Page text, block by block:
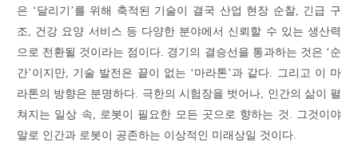
은 ‘달리기’를 위해 축적된 기술이 결국 산업 현장 순찰, 긴급 구
조, 건강 요양 서비스 등 다양한 분야에서 신뢰할 수 있는 생산력
으로 전환될 것이라는 점이다. 경기의 결승선을 통과하는 것은 ‘순
간’이지만, 기술 발전은 끝이 없는 ‘마라톤’과 같다. 그리고 이 마
라톤의 방향은 분명하다. 극한의 시험장을 벗어나, 인간의 삶이 펼
쳐지는 일상 속, 로봇이 필요한 모든 곳으로 향하는 것. 그것이야
말로 인간과 로봇이 공존하는 이상적인 미래상일 것이다.